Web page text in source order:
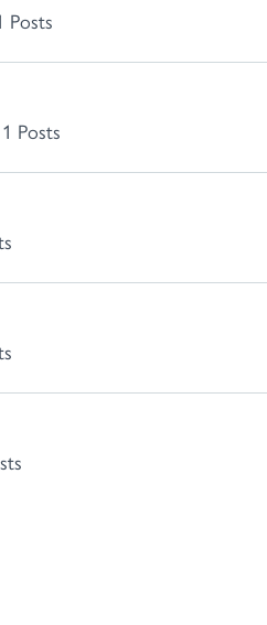
Posts
1 Posts